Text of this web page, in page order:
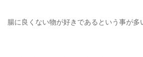
腸に良くない物が好きであるという事が多